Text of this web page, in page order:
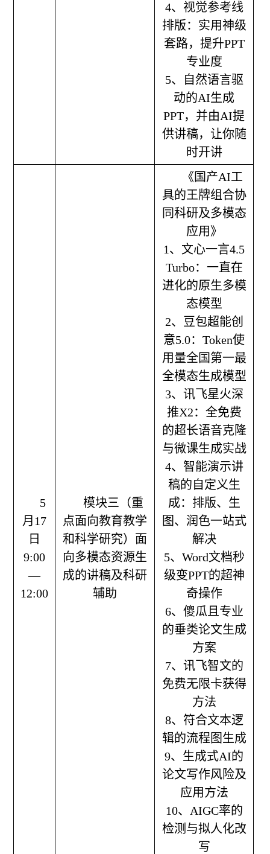
4、视觉参考线
排版：实用神级
套路，提升PPT
专业度
5、自然语言驱
动的AI生成
PPT，并由AI提
供讲稿，让你随
时开讲
5
月17
日
9:00
—
12:00
模块三（重
点面向教育教学
和科学研究） 面
向多模态资源生
成的讲稿及科研
辅助
《国产AI工
具的王牌组合协
同科研及多模态
应用》
1、文心一言4.5
Turbo：一直在
进化的原生多模
态模型
2、豆包超能创
意5.0：Token使
用量全国第一最
全模态生成模型
3、讯飞星火深
推X2：全免费
的超长语音克隆
与微课生成实战
4、智能演示讲
稿的自定义生
成：排版、生
图、润色一站式
解决
5、Word文档秒
级变PPT的超神
奇操作
6、傻瓜且专业
的垂类论文生成
方案
7、讯飞智文的
免费无限卡获得
方法
8、符合文本逻
辑的流程图生成
9、生成式AI的
论文写作风险及
应用方法
10、AIGC率的
检测与拟人化改
写